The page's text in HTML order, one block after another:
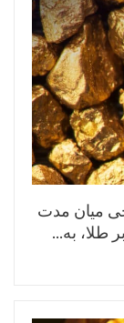
میان مدت
طلا، به…